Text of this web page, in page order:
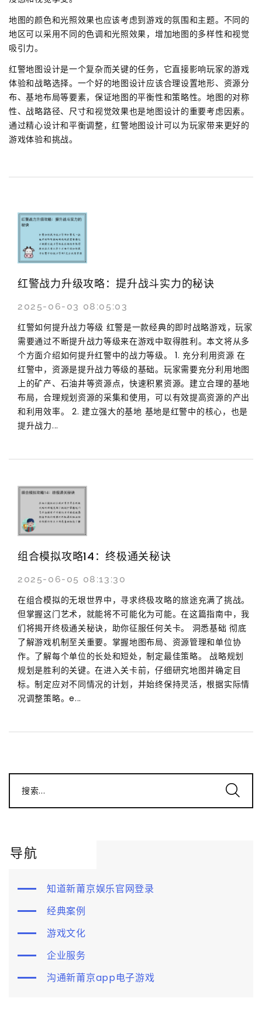
地图的颜色和光照效果也应该考虑到游戏的氛围和主题。不同的
地区可以采用不同的色调和光照效果，增加地图的多样性和视觉
吸引力。
红警地图设计是一个复杂而关键的任务，它直接影响玩家的游戏
体验和战略选择。一个好的地图设计应该合理设置地形、资源分
布、基地布局等要素，保证地图的平衡性和策略性。地图的对称
性、战略路径、尺寸和视觉效果也是地图设计的重要考虑因素。
通过精心设计和平衡调整，红警地图设计可以为玩家带来更好的
游戏体验和挑战。
红警战力升级攻略：提升战斗实力的秘诀
2025-06-03 08:05:03
红警如何提升战力等级 红警是一款经典的即时战略游戏，玩家
需要通过不断提升战力等级来在游戏中取得胜利。本文将从多
个方面介绍如何提升红警中的战力等级。 1. 充分利用资源 在
红警中，资源是提升战力等级的基础。玩家需要充分利用地图
上的矿产、石油井等资源点，快速积累资源。建立合理的基地
布局，合理规划资源的采集和使用，可以有效提高资源的产出
和利用效率。 2. 建立强大的基地 基地是红警中的核心，也是
提升战力...
组合模拟攻略14：终极通关秘诀
2025-06-05 08:13:30
在组合模拟的无垠世界中，寻求终极攻略的旅途充满了挑战。
但掌握这门艺术，就能将不可能化为可能。在这篇指南中，我
们将揭开终极通关秘诀，助你征服任何关卡。 洞悉基础 彻底
了解游戏机制至关重要。掌握地图布局、资源管理和单位协
作。了解每个单位的长处和短处，制定最佳策略。 战略规划
规划是胜利的关键。在进入关卡前，仔细研究地图并确定目
标。制定应对不同情况的计划，并始终保持灵活，根据实际情
况调整策略。e...
搜索...
导航
知道新莆京娱乐官网登录
经典案例
游戏文化
企业服务
沟通新莆京app电子游戏